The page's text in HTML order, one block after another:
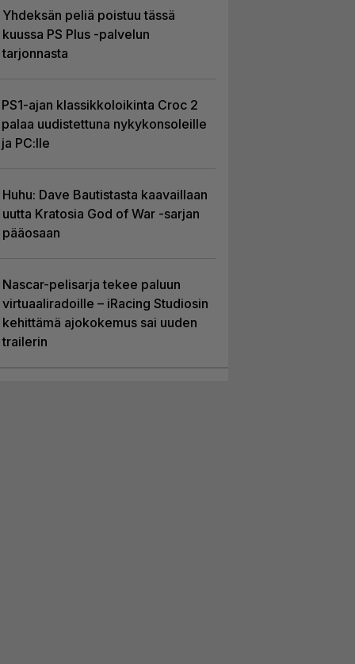
Yhdeksän peliä poistuu tässä
kuussa PS Plus -palvelun
tarjonnasta
PS1-ajan klassikkoloikinta Croc 2
palaa uudistettuna nykykonsoleille
ja PC:lle
Huhu: Dave Bautistasta kaavaillaan
uutta Kratosia God of War -sarjan
pääosaan
Nascar-pelisarja tekee paluun
virtuaaliradoille – iRacing Studiosin
kehittämä ajokokemus sai uuden
trailerin